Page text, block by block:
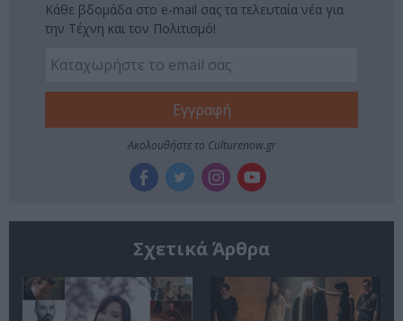
Κάθε βδομάδα στο e-mail σας τα τελευταία νέα για
την Τέχνη και τον Πολιτισμό!
Ακολουθήστε το Culturenow.gr
Σχετικά Άρθρα